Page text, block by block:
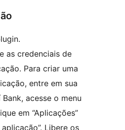
as credenciais de
Para criar uma
entre em sua
acesse o menu
em “Aplicações”
aplicação”. Libere os